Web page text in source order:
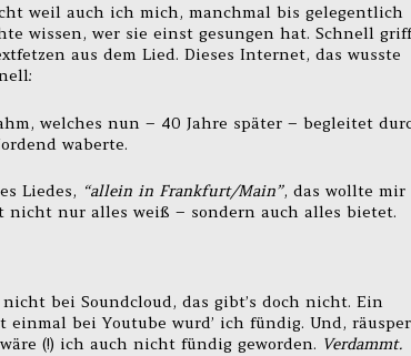
weil auch ich mich, manchmal bis gelegentlich
wissen, wer sie einst gesungen hat. Schnell
aus dem Lied. Dieses Internet, das wusste
welches nun – 40 Jahre später – begleitet
waberte.
Liedes, “allein in Frankfurt/Main”, das wollte mir
nicht nur alles weiß – sondern auch alles bietet.
bei Soundcloud, das gibt’s doch nicht. Ein
bei Youtube wurd’ ich fündig. Und, räusper
(!) ich auch nicht fündig geworden. Verdammt.